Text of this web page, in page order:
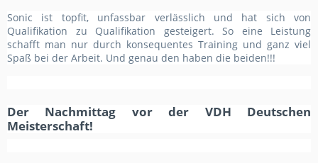
Sonic ist topfit, unfassbar verlässlich und hat sich von
Qualifikation zu Qualifikation gesteigert. So eine Leistung
schafft man nur durch konsequentes Training und ganz viel
Spaß bei der Arbeit. Und genau den haben die beiden!!!
Der Nachmittag vor der VDH Deutschen
Meisterschaft!